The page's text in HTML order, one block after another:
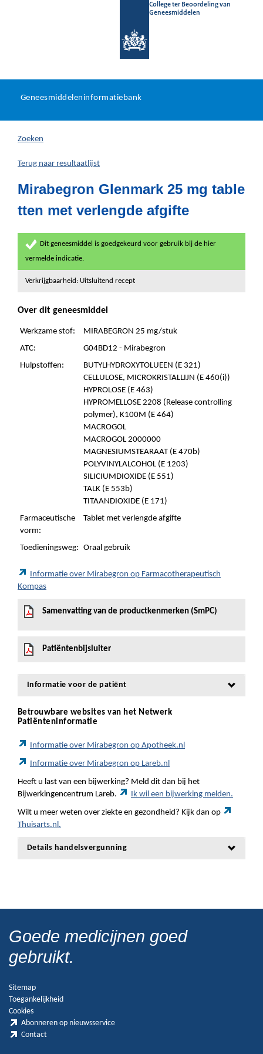
College ter Beoordeling van
Geneesmiddelen
U
hier:
Geneesmiddeleninformatiebank
Zoeken
Terug naar resultaatlijst
Mirabegron Glenmark 25 mg table
tten met verlengde afgifte
Dit geneesmiddel is goedgekeurd voor gebruik bij de hier
vermelde indicatie.
Verkrijgbaarheid: Uitsluitend recept
Over dit geneesmiddel
Werkzame stof:
MIRABEGRON 25 mg/stuk
ATC:
G04BD12 - Mirabegron
Hulpstoffen:
BUTYLHYDROXYTOLUEEN (E 321)
CELLULOSE, MICROKRISTALLIJN (E 460(i))
HYPROLOSE (E 463)
HYPROMELLOSE 2208 (Release controlling
polymer), K100M (E 464)
MACROGOL
MACROGOL 2000000
MAGNESIUMSTEARAAT (E 470b)
POLYVINYLALCOHOL (E 1203)
SILICIUMDIOXIDE (E 551)
TALK (E 553b)
TITAANDIOXIDE (E 171)
Farmaceutische
vorm:
Tablet met verlengde afgifte
Toedieningsweg: Oraal gebruik
Informatie over Mirabegron op Farmacotherapeutisch
Kompas
Samenvatting van de productkenmerken (SmPC)
Patiëntenbijsluiter
Informatie voor de patiënt
Betrouwbare websites van het Netwerk
Patiënteninformatie
Informatie over Mirabegron op Apotheek.nl
Informatie over Mirabegron op Lareb.nl
Heeft u last van een bijwerking? Meld dit dan bij het
Bijwerkingencentrum Lareb.
Ik wil een bijwerking melden.
Wilt u meer weten over ziekte en gezondheid? Kijk dan op
Thuisarts.nl.
Details handelsvergunning
Goede medicijnen goed
gebruikt.
Sitemap
Toegankelijkheid
Cookies
Abonneren op nieuwsservice
Contact